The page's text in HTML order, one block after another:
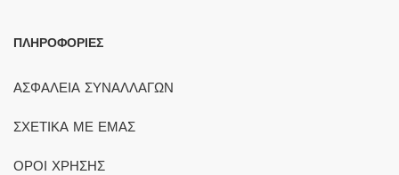
ΠΛΗΡΟΦΟΡΙΕΣ
ΑΣΦΑΛΕΙΑ ΣΥΝΑΛΛΑΓΩΝ
ΣΧΕΤΙΚΑ ΜΕ ΕΜΑΣ
ΟΡΟΙ ΧΡΗΣΗΣ